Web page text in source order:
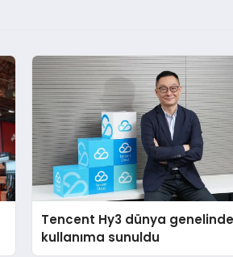
Tencent Hy3 dünya
kullanıma sunuldu